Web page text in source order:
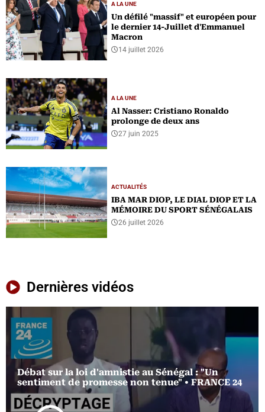
A LA UNE
Un défilé "massif" et européen pour
le dernier 14-Juillet d'Emmanuel
Macron
14 juillet 2026
A LA UNE
Al Nasser: Cristiano Ronaldo
prolonge de deux ans
27 juin 2025
ACTUALITÉS
IBA MAR DIOP, LE DIAL DIOP ET LA
MÉMOIRE DU SPORT SÉNÉGALAIS
26 juillet 2026
Dernières vidéos
Débat sur la loi d'amnistie au Sénégal : "Un
sentiment de promesse non tenue" • FRANCE 24